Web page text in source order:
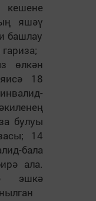
ңяшәү
башлау
гариза;
өлкән
ә 18
әкиленең
булуы
14
бала
әала.
эшкә